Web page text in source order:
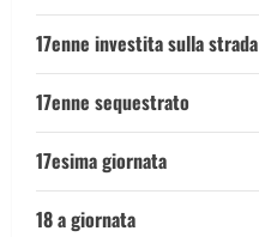
17enne investita sulla strada
17enne sequestrato
17esima giornata
18 a giornata